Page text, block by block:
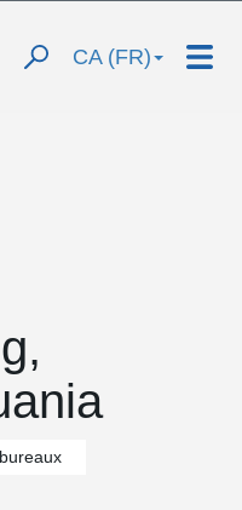
CA (FR)